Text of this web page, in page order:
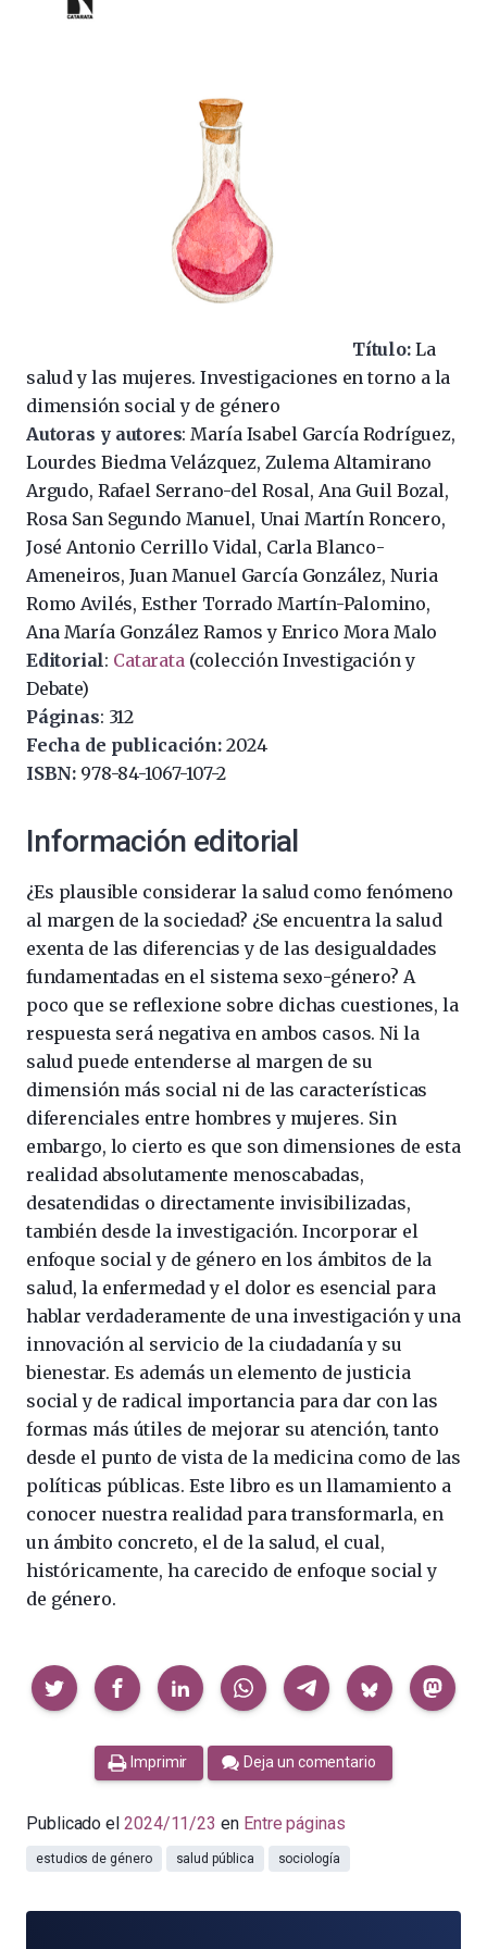
Título:La
salud y las mujeres. Investigaciones en torno a la
dimensión social y de género
Autoras y autores: María Isabel García Rodríguez,
Lourdes Biedma Velázquez, Zulema Altamirano
Argudo, Rafael Serrano-del Rosal, Ana Guil Bozal,
Rosa San Segundo Manuel, Unai Martín Roncero,
José Antonio Cerrillo Vidal, Carla Blanco-
Ameneiros, Juan Manuel García González, Nuria
Romo Avilés, Esther Torrado Martín-Palomino,
Ana María González Ramos y Enrico Mora Malo
Editorial: Catarata(colección Investigación y
Debate)
Páginas: 312
Fecha de publicación: 2024
ISBN: 978-84-1067-107-2
Información editorial
¿Es plausible considerar la salud como fenómeno
al margen de la sociedad? ¿Se encuentra la salud
exenta de las diferencias y de las desigualdades
fundamentadas en el sistema sexo-género? A
poco que se reflexione sobre dichas cuestiones, la
respuesta será negativa en ambos casos. Ni la
salud puede entenderse al margen de su
dimensión más social ni de las características
diferenciales entre hombres y mujeres. Sin
embargo, lo cierto es que son dimensiones de esta
realidad absolutamente menoscabadas,
desatendidas o directamente invisibilizadas,
también desde la investigación. Incorporar el
enfoque social y de género en los ámbitos de la
salud, la enfermedad y el dolor es esencial para
hablar verdaderamente de una investigación y una
innovación al servicio de la ciudadanía y su
bienestar. Es además un elemento de justicia
social y de radical importancia para dar con las
formas más útiles de mejorar su atención, tanto
desde el punto de vista de la medicina como de las
políticas públicas. Este libro es un llamamiento a
conocer nuestra realidad para transformarla, en
un ámbito concreto, el de la salud, el cual,
históricamente, ha carecido de enfoque social y
de género.
Compartir
Imprimir Deja un comentario
Publicado el 2024/11/23 en Entre páginas
estudios de género salud pública sociología